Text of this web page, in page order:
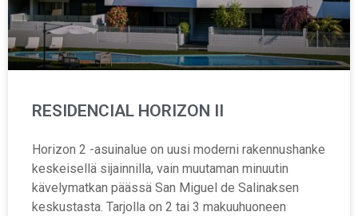
RESIDENCIAL HORIZON II
Horizon 2 -asuinalue on uusi moderni rakennushanke
keskeisellä sijainnilla, vain muutaman minuutin
kävelymatkan päässä San Miguel de Salinaksen
keskustasta. Tarjolla on 2 tai 3 makuuhuoneen